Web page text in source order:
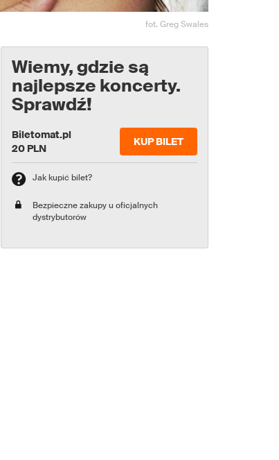
fot. Greg Swales
Wiemy, gdzie są
najlepsze koncerty.
Sprawdź!
Biletomat.pl
20 PLN
KUP BILET
Jak kupić bilet?
Bezpieczne zakupy u oficjalnych
dystrybutorów